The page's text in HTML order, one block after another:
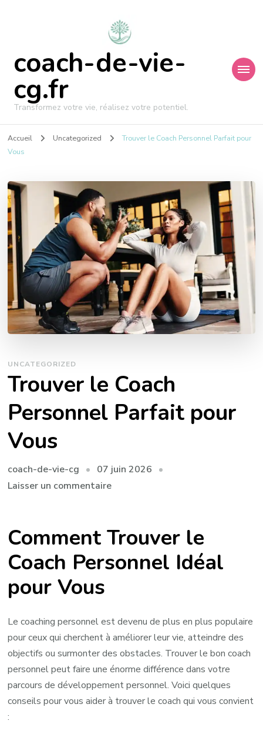
coach-de-vie-
cg.fr
Transformez votre vie, réalisez votre potentiel.
Accueil Uncategorized
Trouver le Coach Personnel Parfait pour
Vous
UNCATEGORIZED
Trouver le Coach
Personnel Parfait pour
Vous
coach-de-vie-cg
07 juin 2026
Laisser un commentairesur
Coach
Personnel
Parfait
Comment Trouver le
Coach Personnel Idéal
pour Vous
Le coaching personnel est devenu de plus en plus populaire
pour ceux qui cherchent à améliorer leur vie, atteindre des
objectifs ou surmonter des obstacles. Trouver le bon coach
personnel peut faire une énorme différence dans votre
parcours de développement personnel. Voici quelques
conseils pour vous aider à trouver le coach qui vous convient
: